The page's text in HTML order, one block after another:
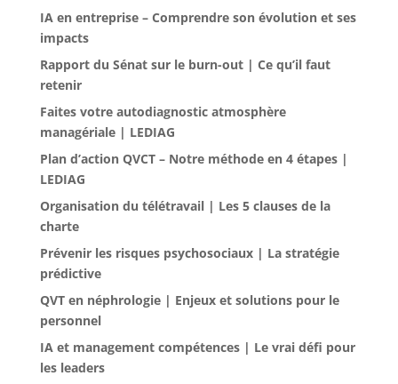
IA en entreprise – Comprendre son évolution et ses
impacts
Rapport du Sénat sur le burn-out | Ce qu’il faut
retenir
Faites votre autodiagnostic atmosphère
managériale | LEDIAG
Plan d’action QVCT – Notre méthode en 4 étapes |
LEDIAG
Organisation du télétravail | Les 5 clauses de la
charte
Prévenir les risques psychosociaux | La stratégie
prédictive
QVT en néphrologie | Enjeux et solutions pour le
personnel
IA et management compétences | Le vrai défi pour
les leaders